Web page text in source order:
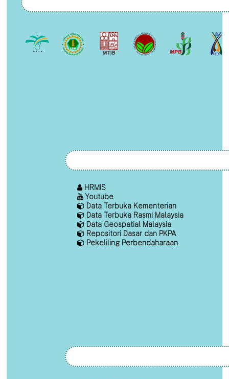
HRMIS
Youtube
Data Terbuka Kementerian
Data Terbuka Rasmi Malaysia
Data Geospatial Malaysia
Repositori Dasar dan PKPA
Pekeliling Perbendaharaan